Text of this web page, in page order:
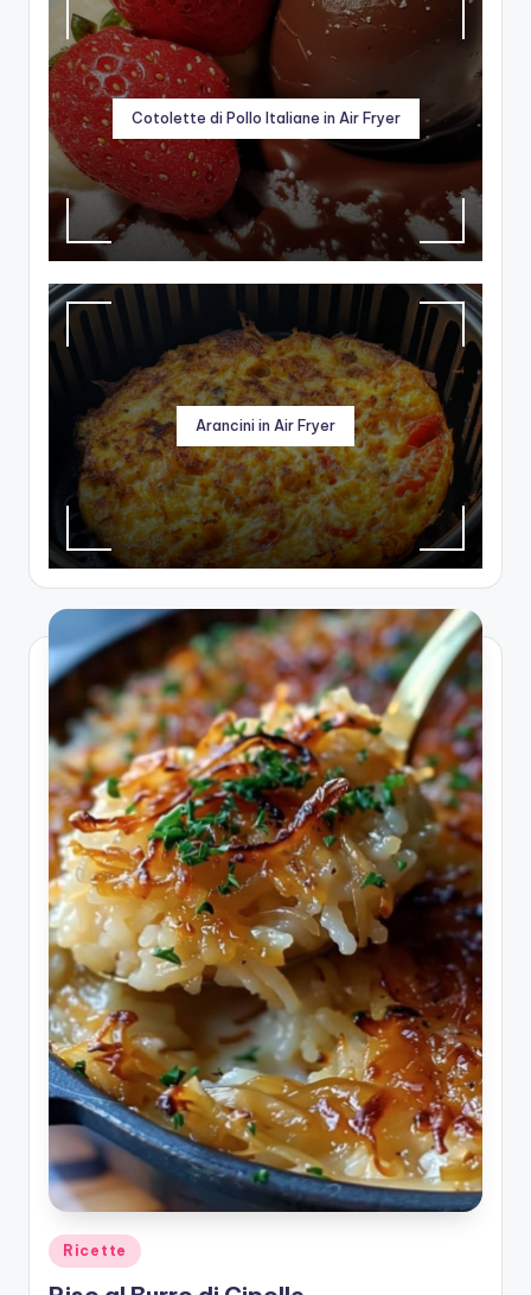
Cotolette di Pollo Italiane in Air Fryer
Arancini in Air Fryer
Posted
in
Ricette